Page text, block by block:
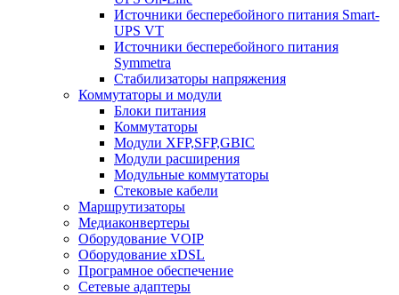
Источники бесперебойного питания Smart-
UPS VT
Источники бесперебойного питания
Symmetra
Стабилизаторы напряжения
Коммутаторы и модули
Блоки питания
Коммутаторы
Модули XFP,SFP,GBIC
Модули расширения
Модульные коммутаторы
Стековые кабели
Маршрутизаторы
Медиаконвертеры
Оборудование VOIP
Оборудование xDSL
Програмное обеспечение
Сетевые адаптеры